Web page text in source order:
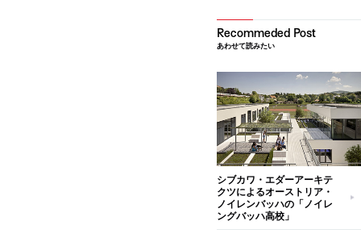
あわせて読みたい
シブカワ・エダーアーキテ
クツによるオーストリア・
ノイレンバッハの「ノイレ
ングバッハ高校」